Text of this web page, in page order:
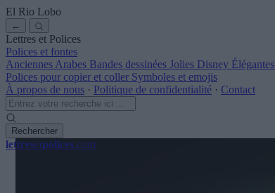
El Rio Lobo
←
Lettres et Polices
Polices et fontes
Anciennes Arabes Bandes dessinées Jolies Disney Élégantes
Polices pour copier et coller Symboles et emojis
À propos de nous · Politique de confidentialité · Contact
Rechercher
lettresetpolices.com